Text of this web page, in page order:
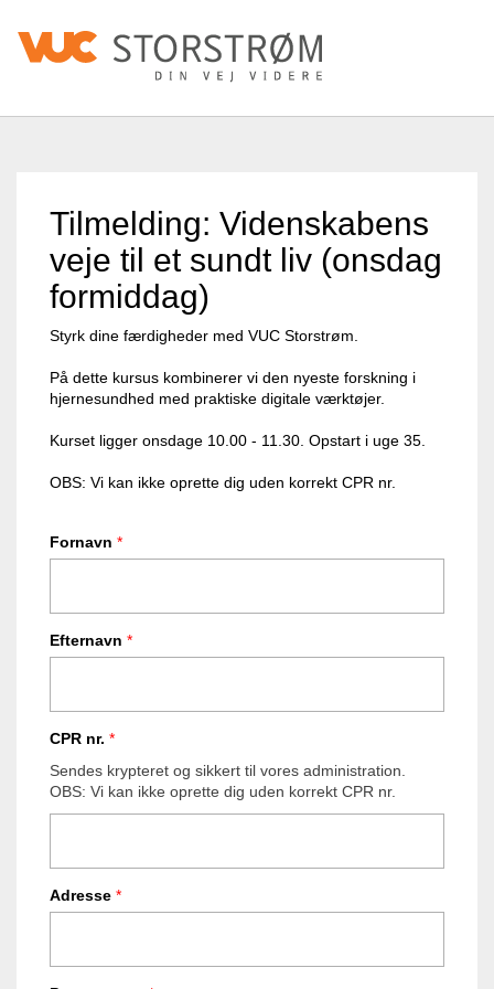
Tilmelding: Videnskabens
veje til et sundt liv (onsdag
formiddag)
Styrk dine færdigheder med VUC Storstrøm.
På dette kursus kombinerer vi den nyeste forskning i
hjernesundhed med praktiske digitale værktøjer.
Kurset ligger onsdage 10.00 - 11.30. Opstart i uge 35.
OBS: Vi kan ikke oprette dig uden korrekt CPR nr.
Fornavn *
Efternavn *
CPR nr. *
Sendes krypteret og sikkert til vores administration.
OBS: Vi kan ikke oprette dig uden korrekt CPR nr.
Adresse *